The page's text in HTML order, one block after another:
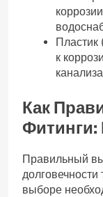
к
Как
Правильный
выборе